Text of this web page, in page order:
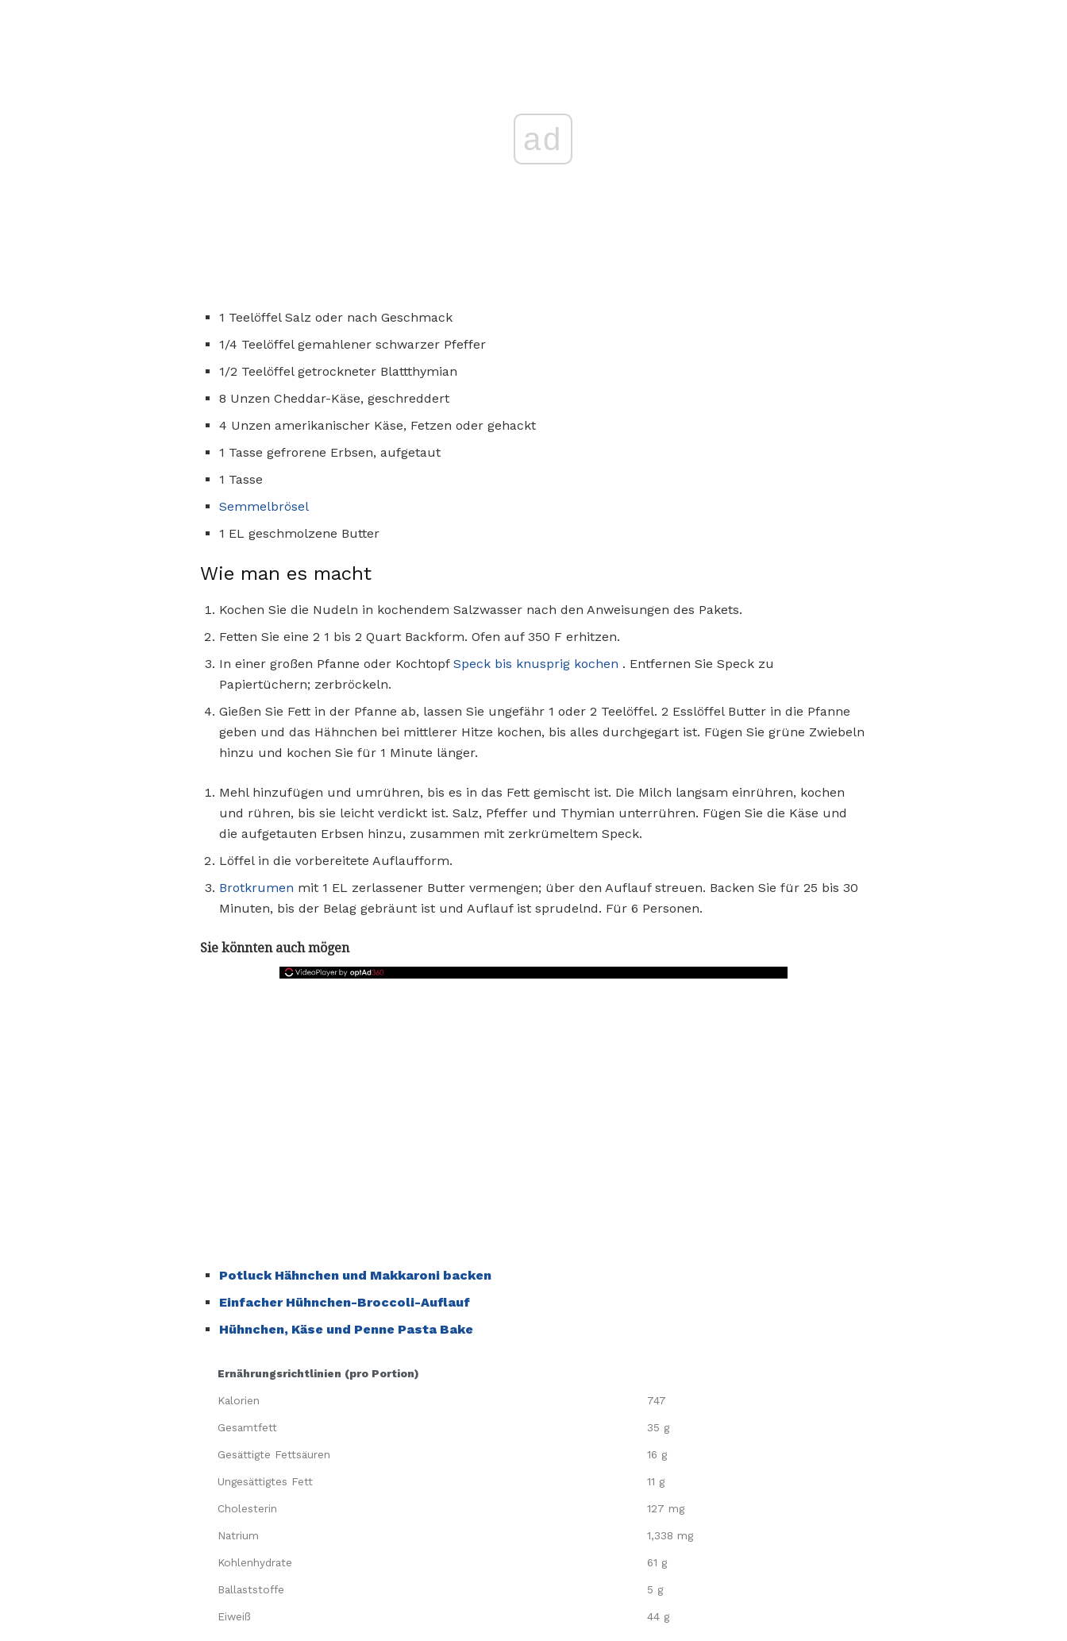
ad
1 Teelöffel Salz oder nach Geschmack
1/4 Teelöffel gemahlener schwarzer Pfeffer
1/2 Teelöffel getrockneter Blattthymian
8 Unzen Cheddar-Käse, geschreddert
4 Unzen amerikanischer Käse, Fetzen oder gehackt
1 Tasse gefrorene Erbsen, aufgetaut
1 Tasse
Semmelbrösel
1 EL geschmolzene Butter
Wie man es macht
Kochen Sie die Nudeln in kochendem Salzwasser nach den Anweisungen des Pakets.
Fetten Sie eine 2 1 bis 2 Quart Backform. Ofen auf 350 F erhitzen.
In einer großen Pfanne oder Kochtopf Speck bis knusprig kochen . Entfernen Sie Speck zu
Papiertüchern; zerbröckeln.
Gießen Sie Fett in der Pfanne ab, lassen Sie ungefähr 1 oder 2 Teelöffel. 2 Esslöffel Butter in die Pfanne
geben und das Hähnchen bei mittlerer Hitze kochen, bis alles durchgegart ist. Fügen Sie grüne Zwiebeln
hinzu und kochen Sie für 1 Minute länger.
Mehl hinzufügen und umrühren, bis es in das Fett gemischt ist. Die Milch langsam einrühren, kochen
und rühren, bis sie leicht verdickt ist. Salz, Pfeffer und Thymian unterrühren. Fügen Sie die Käse und
die aufgetauten Erbsen hinzu, zusammen mit zerkrümeltem Speck.
Löffel in die vorbereitete Auflaufform.
Brotkrumen mit 1 EL zerlassener Butter vermengen; über den Auflauf streuen. Backen Sie für 25 bis 30
Minuten, bis der Belag gebräunt ist und Auflauf ist sprudelnd. Für 6 Personen.
Sie könnten auch mögen
Potluck Hähnchen und Makkaroni backen
Einfacher Hühnchen-Broccoli-Auflauf
Hühnchen, Käse und Penne Pasta Bake
Ernährungsrichtlinien (pro Portion)
Kalorien 747
Gesamtfett 35 g
Gesättigte Fettsäuren 16 g
Ungesättigtes Fett 11 g
Cholesterin 127 mg
Natrium 1,338 mg
Kohlenhydrate 61 g
Ballaststoffe 5 g
Eiweiß 44 g